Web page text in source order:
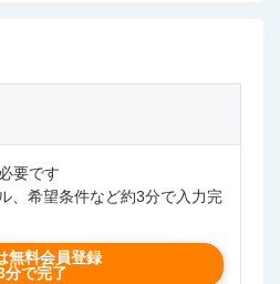
要です
、希望条件など約3分で入力完
無料会員登録
分で完了